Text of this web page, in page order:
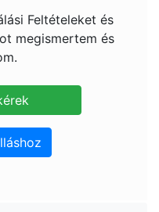
Feltételeket és
megismertem és